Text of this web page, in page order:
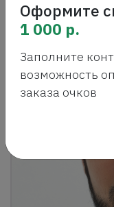
Оформите
1 000 р.
Заполните
возможность
заказа очков